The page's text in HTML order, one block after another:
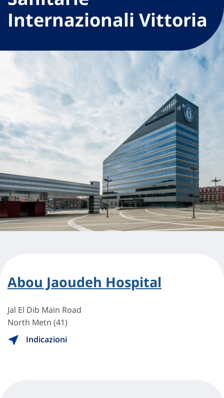
Internazionali Vittoria
Abou Jaoudeh Hospital
Jal El Dib Main Road
North Metn (41)
Indicazioni